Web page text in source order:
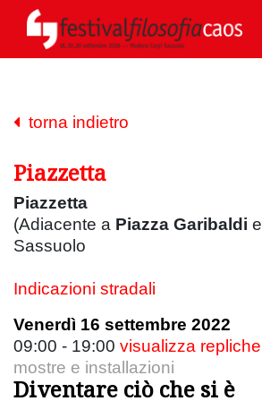
torna indietro
Piazzetta
Piazzetta
(Adiacente a Piazza Garibaldi e
Sassuolo
Indicazioni stradali
Venerdì 16 settembre 2022
09:00 - 19:00 visualizza repliche
mostre e installazioni
Diventare ciò che si è